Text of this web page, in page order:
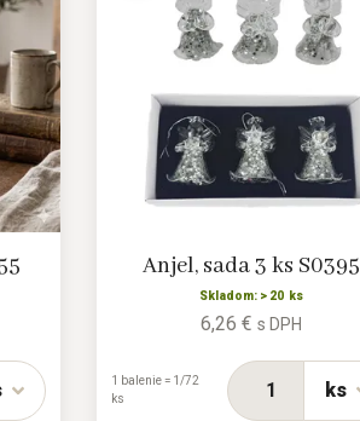
Anjel, sada 3 ks S0395
Skladom: > 20 ks
6,26 € s DPH
ks
1 balenie = 1/72
ks